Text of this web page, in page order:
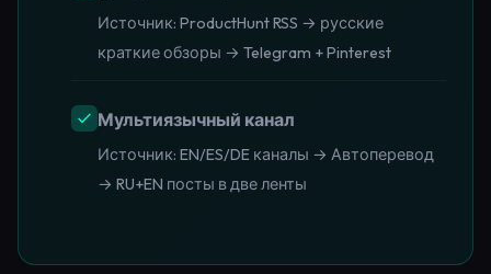
Источник: ProductHunt RSS → русские
краткие обзоры → Telegram + Pinterest
Мультиязычный канал
Источник: EN/ES/DE каналы → Автоперевод
→ RU+EN посты в две ленты